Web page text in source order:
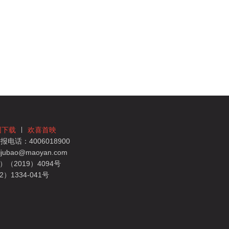
下载
欢喜首映
电话：4006018900
（2019）4094号
）1334-041号